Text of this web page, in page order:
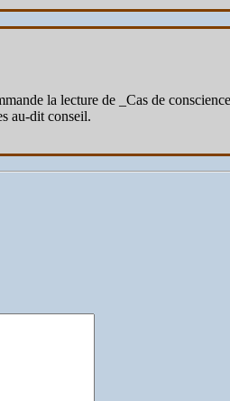
la lecture de _Cas de
au-dit conseil.